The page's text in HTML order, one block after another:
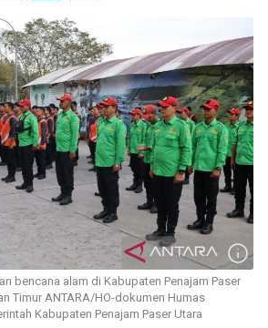
bencana alam di Kabupaten Penajam Paser
Timur ANTARA/HO-dokumen Humas
Kabupaten Penajam Paser Utara